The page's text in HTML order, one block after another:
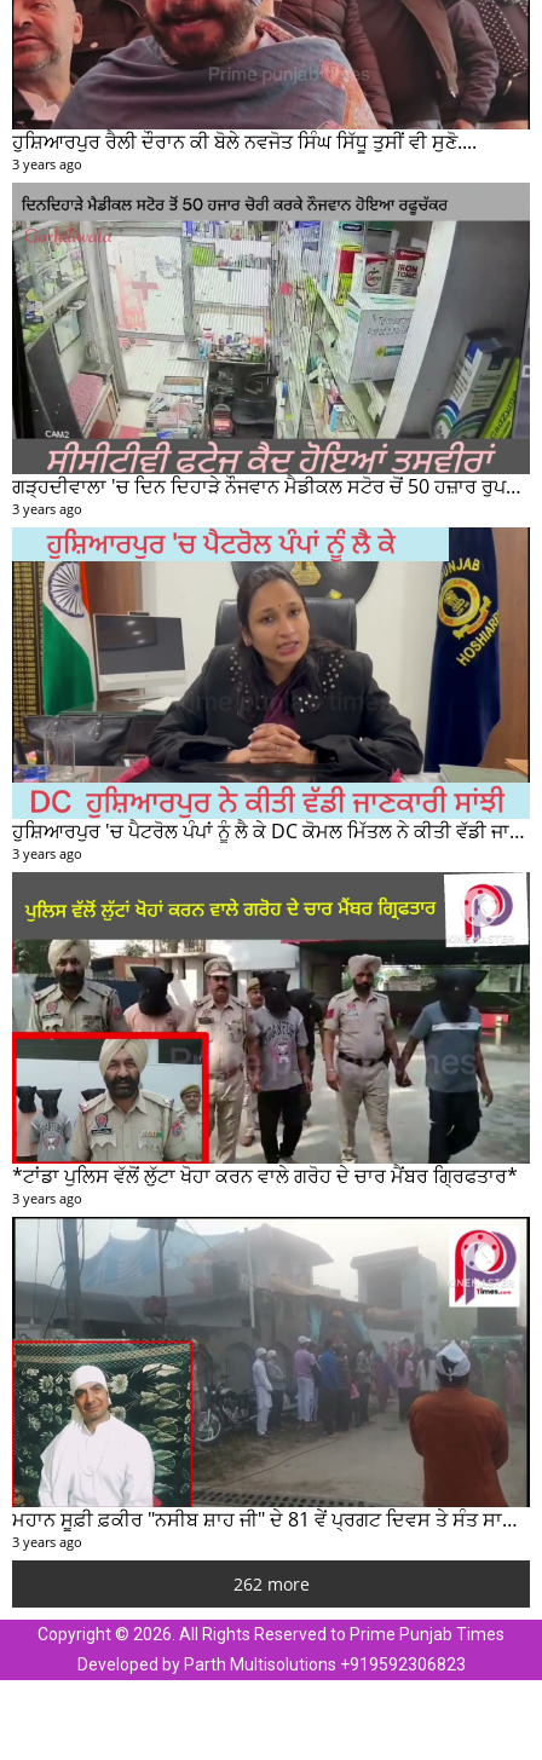
ਹੁਸ਼ਿਆਰਪੁਰ ਰੈਲੀ ਦੌਰਾਨ ਕੀ ਬੋਲੇ ਨਵਜੋਤ ਸਿੰਘ ਸਿੱਧੂ ਤੁਸੀਂ ਵੀ ਸੁਣੋ....
3 years ago
ਗੜ੍ਹਦੀਵਾਲਾ 'ਚ ਦਿਨ ਦਿਹਾੜੇ ਨੌਜਵਾਨ ਮੈਡੀਕਲ ਸਟੋਰ ਚੋਂ 50 ਹਜ਼ਾਰ ਰੁਪਏ ਦੀ ਨਕਦੀ ਚੋਰੀ ਕਰਕੇ ਹੋਇਆ ਰਫੂਚੱਕਰ
3 years ago
ਹੁਸ਼ਿਆਰਪੁਰ 'ਚ ਪੈਟਰੋਲ ਪੰਪਾਂ ਨੂੰ ਲੈ ਕੇ DC ਕੋਮਲ ਮਿੱਤਲ ਨੇ ਕੀਤੀ ਵੱਡੀ ਜਾਣਕਾਰੀ ਸਾਂਝੀ
3 years ago
*ਟਾਂਡਾ ਪੁਲਿਸ ਵੱਲੋਂ ਲੁੱਟਾ ਖੋਹਾ ਕਰਨ ਵਾਲੇ ਗਰੋਹ ਦੇ ਚਾਰ ਮੈਂਬਰ ਗ੍ਰਿਫਤਾਰ*
3 years ago
ਮਹਾਨ ਸੂਫ਼ੀ ਫ਼ਕੀਰ "ਨਸੀਬ ਸ਼ਾਹ ਜੀ" ਦੇ 81 ਵੇਂ ਪ੍ਰਗਟ ਦਿਵਸ ਤੇ ਸੰਤ ਸਾਹਿਬ ਜੋਤ ਸਿੰਘ ਜੀ ਮਹਾਰਾਜ ਦੇ ਸੁਣੋ ਵਿਚਾਰ
3 years ago
262 more
Copyright © 2026. All Rights Reserved to Prime Punjab Times
Developed by Parth Multisolutions +919592306823